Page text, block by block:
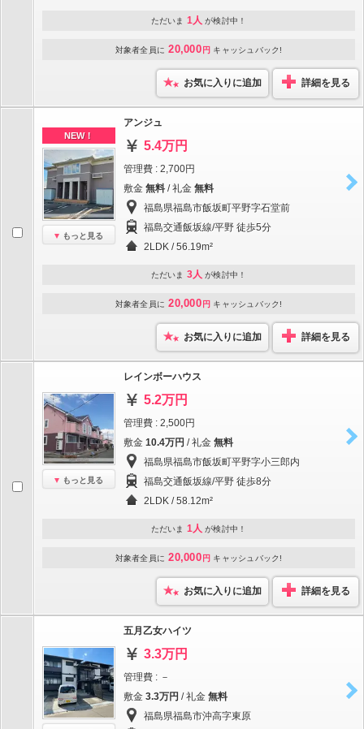
ただいま 1人 が検討中！
対象者全員に 20,000 円 キャッシュバック!
お気に入りに追加 詳細を見る
NEW！
もっと見る
アンジュ
5.4万円
管理費 : 2,700円
敷金 無料 / 礼金 無料
福島県福島市飯坂町平野字石堂前
福島交通飯坂線/平野 徒歩5分
2LDK / 56.19m²
ただいま 3人 が検討中！
対象者全員に 20,000 円 キャッシュバック!
お気に入りに追加 詳細を見る
もっと見る
レインボーハウス
5.2万円
管理費 : 2,500円
敷金 10.4万円 / 礼金 無料
福島県福島市飯坂町平野字小三郎内
福島交通飯坂線/平野 徒歩8分
2LDK / 58.12m²
ただいま 1人 が検討中！
対象者全員に 20,000 円 キャッシュバック!
お気に入りに追加 詳細を見る
五月乙女ハイツ
3.3万円
管理費 : －
敷金 3.3万円 / 礼金 無料
福島県福島市沖高字東原